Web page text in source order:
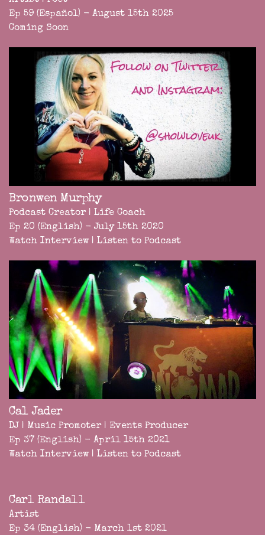
Ep 59 (Español) - August 15th 2025
Coming Soon
Bronwen Murphy
Podcast Creator | Life Coach
Ep 20 (English) - July 15th 2020
Watch Interview | Listen to Podcast
Cal Jader
DJ | Music Promoter | Events Producer
Ep 37 (English) - April 15th 2021
Watch Interview | Listen to Podcast
Carl Randall
Artist
Ep 34 (English) - March 1st 2021